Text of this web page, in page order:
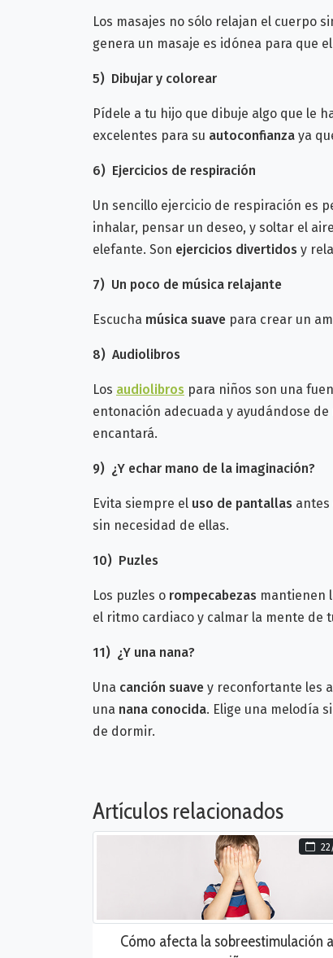
Los masajes no sólo relajan el cuerpo
genera un masaje es idónea para que
5) Dibujar y colorear
Pídele a tu hijo que dibuje algo que le
excelentes para su autoconfianza ya
6) Ejercicios de respiración
Un sencillo ejercicio de respiración es
inhalar, pensar un deseo, y soltar el
elefante. Son ejercicios divertidos y
7) Un poco de música relajante
Escucha música suave para crear un
8) Audiolibros
Los audiolibros para niños son una
entonación adecuada y ayudándose
encantará.
9) ¿Y echar mano de la imaginación?
Evita siempre el uso de pantallas antes
sin necesidad de ellas.
10) Puzles
Los puzles o rompecabezas mantienen
el ritmo cardiaco y calmar la mente de
11) ¿Y una nana?
Una canción suave y reconfortante les
una nana conocida. Elige una melodía
de dormir.
Artículos relacionados
Cómo afecta la sobreestimulación